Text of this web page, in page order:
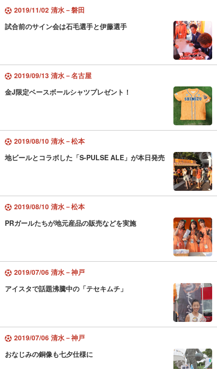
2019/11/02 清水－磐田
試合前のサイン会は石毛選手と伊藤選手
2019/09/13 清水－名古屋
金J限定ベースボールシャツプレゼント！
2019/08/10 清水－松本
地ビールとコラボした「S-PULSE ALE」が本日発売
2019/08/10 清水－松本
PRガールたちが地元産品の販売などを実施
2019/07/06 清水－神戸
アイスタで話題沸騰中の「テセキムチ」
2019/07/06 清水－神戸
おなじみの銅像も七夕仕様に